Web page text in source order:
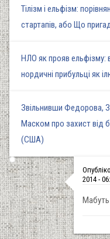
Тілізм і ельфізм:
стартапів, або Що
НЛО як прояв ельфізму:
нордичні прибульці як
Звільнивши Федорова,
Маском про захист від
(США)
2014 -
Мабуть